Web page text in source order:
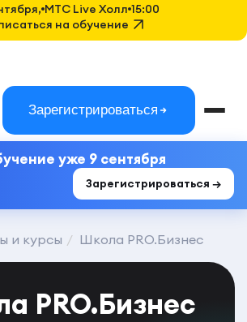
Зарегистрироваться
уже 9 сентября
Зарегистрироваться →
и курсы Школа PRO.Бизнес
PRO.Бизнес
MTC Live Холл 15:00
на обучение